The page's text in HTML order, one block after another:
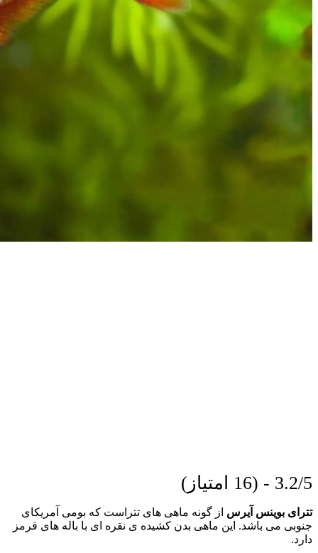
3.2/5 - (16 امتیاز)
تترای بوینس آیرس از گونه ماهی های تتراست که بومی آمریکای
جنوبی می باشد. این ماهی بدن کشیده ی نقره ای با باله های قرمز
دارد.